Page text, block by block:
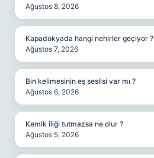
Ağustos 8, 2026
Kapadokyada hangi nehirler geçiyor ?
Ağustos 7, 2026
Bin kelimesinin eş seslisi var mı ?
Ağustos 6, 2026
Kemik iliği tutmazsa ne olur ?
Ağustos 5, 2026